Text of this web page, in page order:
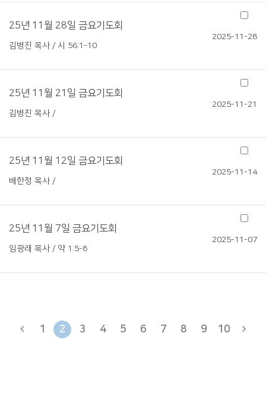
25년 11월 28일 금요기도회
김병진 목사 / 시 56:1-10
2025-11-28
25년 11월 21일 금요기도회
김병진 목사 /
2025-11-21
25년 11월 12일 금요기도회
배한정 목사 /
2025-11-14
25년 11월 7일 금요기도회
임광래 목사 / 약 1:5-8
2025-11-07
1 2 3 4 5 6 7 8 9 10